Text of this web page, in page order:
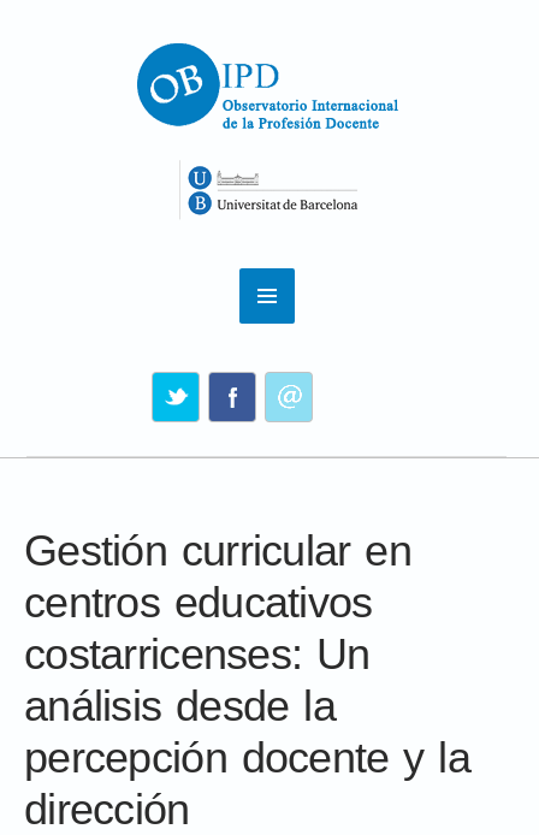
Gestión curricular en
centros educativos
costarricenses: Un
análisis desde la
percepción docente y la
dirección